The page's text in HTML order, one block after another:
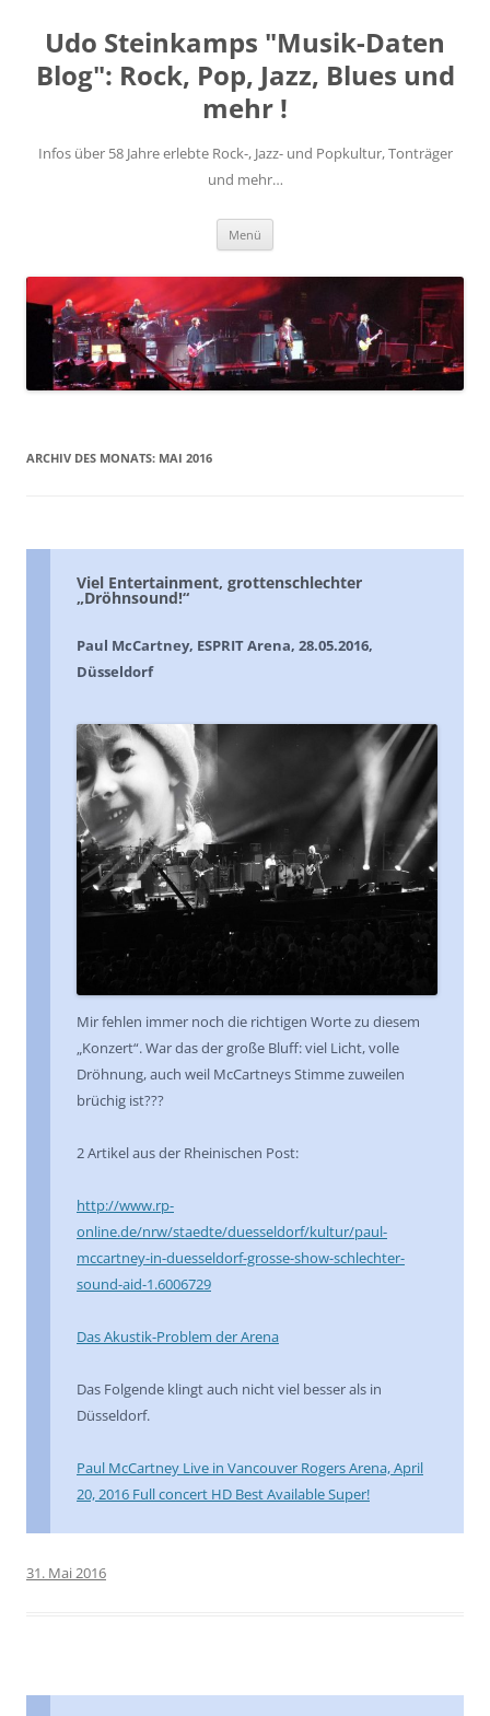
springen
Udo Steinkamps "Musik-Daten
Blog": Rock, Pop, Jazz, Blues und
mehr !
Infos über 58 Jahre erlebte Rock-, Jazz- und Popkultur, Tonträger
und mehr…
Menü
ARCHIV DES MONATS: MAI 2016
Viel Entertainment, grottenschlechter
„Dröhnsound!“
Paul McCartney, ESPRIT Arena, 28.05.2016,
Düsseldorf
Mir fehlen immer noch die richtigen Worte zu diesem
„Konzert“. War das der große Bluff: viel Licht, volle
Dröhnung, auch weil McCartneys Stimme zuweilen
brüchig ist???
2 Artikel aus der Rheinischen Post:
http://www.rp-
online.de/nrw/staedte/duesseldorf/kultur/paul-
mccartney-in-duesseldorf-grosse-show-schlechter-
sound-aid-1.6006729
Das Akustik-Problem der Arena
Das Folgende klingt auch nicht viel besser als in
Düsseldorf.
Paul McCartney Live in Vancouver Rogers Arena, April
20, 2016 Full concert HD Best Available Super!
31. Mai 2016